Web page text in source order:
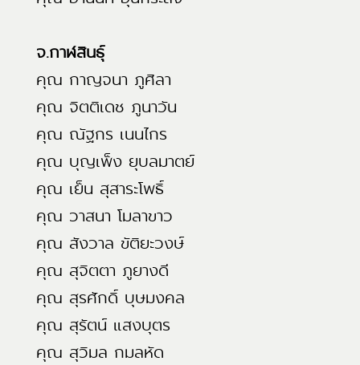
จ.กาฬสินธุ์
คุณ กาญจนา ภูศิลา
คุณ จิตติเดช ภูนาวัน
คุณ ณัฐกร เนนไกร
คุณ บุญเพ็ง ยุบลมาตย์
คุณ เย็น สุสาระโพธิ์
คุณ วาสนา โมลาขาว
คุณ สังวาล ขัติยะวงษ์
คุณ สุจิตตา ภูยางดี
คุณ สุรศักดิ์ บุษมงคล
คุณ สุรัตน์ แสงบุตร
คุณ สุวิมล กมลหัด